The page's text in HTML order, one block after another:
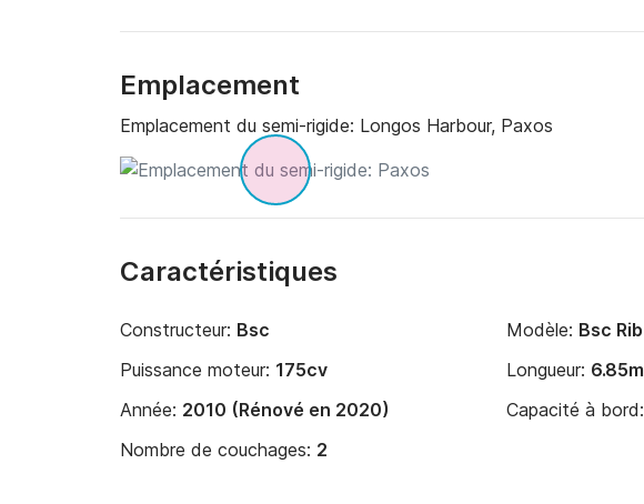
Emplacement
Emplacement du semi-rigide: Longos Harbour, Paxos
Caractéristiques
Constructeur: Bsc Modèle: Bsc Rib
Puissance moteur: 175cv Longueur: 6.85m
Année: 2010 (Rénové en 2020) Capacité à bord:
Nombre de couchages: 2